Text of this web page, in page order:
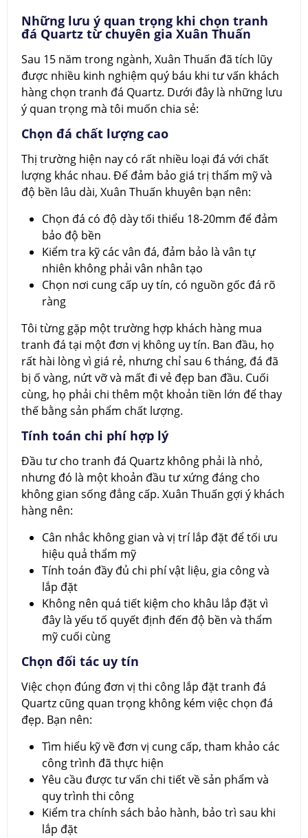
Những lưu ý quan trọng khi chọn tranh
đá Quartz từ chuyên gia Xuân Thuấn
Sau 15 năm trong ngành, Xuân Thuấn đã tích lũy
được nhiều kinh nghiệm quý báu khi tư vấn khách
hàng chọn tranh đá Quartz. Dưới đây là những lưu
ý quan trọng mà tôi muốn chia sẻ:
Chọn đá chất lượng cao
Thị trường hiện nay có rất nhiều loại đá với chất
lượng khác nhau. Để đảm bảo giá trị thẩm mỹ và
độ bền lâu dài, Xuân Thuấn khuyên bạn nên:
Chọn đá có độ dày tối thiểu 18-20mm để đảm
bảo độ bền
Kiểm tra kỹ các vân đá, đảm bảo là vân tự
nhiên không phải vân nhân tạo
Chọn nơi cung cấp uy tín, có nguồn gốc đá rõ
ràng
Tôi từng gặp một trường hợp khách hàng mua
tranh đá tại một đơn vị không uy tín. Ban đầu, họ
rất hài lòng vì giá rẻ, nhưng chỉ sau 6 tháng, đá đã
bị ố vàng, nứt vỡ và mất đi vẻ đẹp ban đầu. Cuối
cùng, họ phải chi thêm một khoản tiền lớn để thay
thế bằng sản phẩm chất lượng.
Tính toán chi phí hợp lý
Đầu tư cho tranh đá Quartz không phải là nhỏ,
nhưng đó là một khoản đầu tư xứng đáng cho
không gian sống đẳng cấp. Xuân Thuấn gợi ý khách
hàng nên:
Cân nhắc không gian và vị trí lắp đặt để tối ưu
hiệu quả thẩm mỹ
Tính toán đầy đủ chi phí vật liệu, gia công và
lắp đặt
Không nên quá tiết kiệm cho khâu lắp đặt vì
đây là yếu tố quyết định đến độ bền và thẩm
mỹ cuối cùng
Chọn đối tác uy tín
Việc chọn đúng đơn vị thi công lắp đặt tranh đá
Quartz cũng quan trọng không kém việc chọn đá
đẹp. Bạn nên:
Tìm hiểu kỹ về đơn vị cung cấp, tham khảo các
công trình đã thực hiện
Yêu cầu được tư vấn chi tiết về sản phẩm và
quy trình thi công
Kiểm tra chính sách bảo hành, bảo trì sau khi
lắp đặt